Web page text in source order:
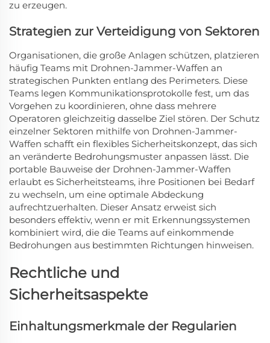
zu erzeugen.
Strategien zur Verteidigung von Sektoren
Organisationen, die große Anlagen schützen, platzieren
häufig Teams mit Drohnen-Jammer-Waffen an
strategischen Punkten entlang des Perimeters. Diese
Teams legen Kommunikationsprotokolle fest, um das
Vorgehen zu koordinieren, ohne dass mehrere
Operatoren gleichzeitig dasselbe Ziel stören. Der Schutz
einzelner Sektoren mithilfe von Drohnen-Jammer-
Waffen schafft ein flexibles Sicherheitskonzept, das sich
an veränderte Bedrohungsmuster anpassen lässt. Die
portable Bauweise der Drohnen-Jammer-Waffen
erlaubt es Sicherheitsteams, ihre Positionen bei Bedarf
zu wechseln, um eine optimale Abdeckung
aufrechtzuerhalten. Dieser Ansatz erweist sich
besonders effektiv, wenn er mit Erkennungssystemen
kombiniert wird, die die Teams auf einkommende
Bedrohungen aus bestimmten Richtungen hinweisen.
Rechtliche und
Sicherheitsaspekte
Einhaltungsmerkmale der Regularien